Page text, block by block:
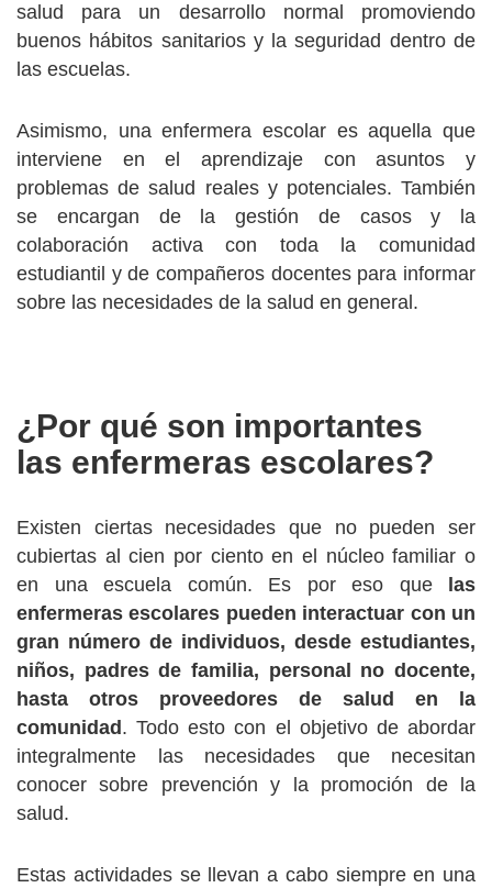
salud para un desarrollo normal promoviendo
buenos hábitos sanitarios y la seguridad dentro de
las escuelas.
Asimismo, una enfermera escolar es aquella que
interviene en el aprendizaje con asuntos y
problemas de salud reales y potenciales. También
se encargan de la gestión de casos y la
colaboración activa con toda la comunidad
estudiantil y de compañeros docentes para informar
sobre las necesidades de la salud en general.
¿Por qué son importantes
las enfermeras escolares?
Existen ciertas necesidades que no pueden ser
cubiertas al cien por ciento en el núcleo familiar o
en una escuela común. Es por eso que
las
enfermeras escolares pueden interactuar con un
gran número de individuos, desde estudiantes,
niños, padres de familia, personal no docente,
hasta otros proveedores de salud en la
comunidad . Todo esto con el objetivo de abordar
integralmente las necesidades que necesitan
conocer sobre prevención y la promoción de la
salud.
Estas actividades se llevan a cabo siempre en una